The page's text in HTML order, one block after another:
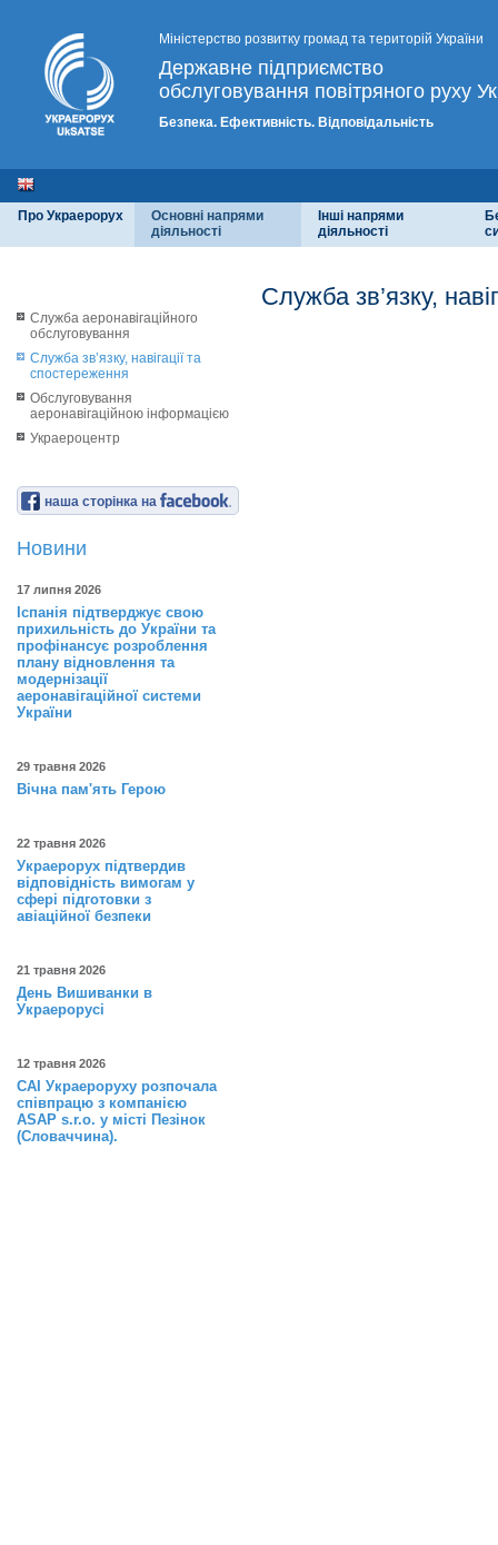
Міністерство розвитку громад та територій України
Державне підприємство
обслуговування повітряного руху
Безпека. Ефективність. Відповідальність
Про Украерорух
Основні напрями
діяльності
Інші напрями
діяльності
Служба аеронавігаційного
обслуговування
Служба зв’язку, навігації та
спостереження
Обслуговування
аеронавігаційною інформацією
Украероцентр
наша сторінка на
Новини
17 липня 2026
Іспанія підтверджує свою
прихильність до України та
профінансує розроблення
плану відновлення та
модернізації
аеронавігаційної системи
України
29 травня 2026
Вічна пам'ять Герою
22 травня 2026
Украерорух підтвердив
відповідність вимогам у
сфері підготовки з
авіаційної безпеки
21 травня 2026
День Вишиванки в
Украерорусі
12 травня 2026
САІ Украероруху розпочала
співпрацю з компанією
ASAP s.r.o. у місті Пезінок
(Словаччина).
Служба зв’язку,